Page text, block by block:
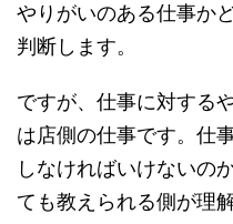
やりがいのある仕事か
判断します。
ですが、仕事に対する
は店側の仕事です。仕
しなければいけないの
ても教えられる側が理